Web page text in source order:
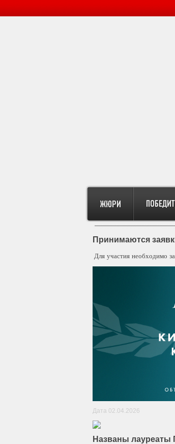
Принимаются
Для участия необходимо
Дата 02.04.2026
Названы